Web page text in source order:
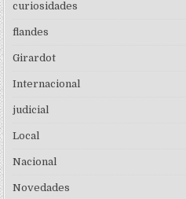
curiosidades
flandes
Girardot
Internacional
judicial
Local
Nacional
Novedades